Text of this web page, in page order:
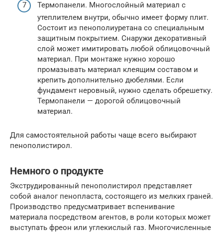
Термопанели. Многослойный материал с
утеплителем внутри, обычно имеет форму плит.
Состоит из пенополиуретана со специальным
защитным покрытием. Снаружи декоративный
слой может имитировать любой облицовочный
материал. При монтаже нужно хорошо
промазывать материал клеящим составом и
крепить дополнительно дюбелями. Если
фундамент неровный, нужно сделать обрешетку.
Термопанели — дорогой облицовочный
материал.
Для самостоятельной работы чаще всего выбирают
пенополистирол.
Немного о продукте
Экструдированный пенополистирол представляет
собой аналог пенопласта, состоящего из мелких граней.
Производство предусматривает вспенивание
материала посредством агентов, в роли которых может
выступать фреон или углекислый газ. Многочисленные